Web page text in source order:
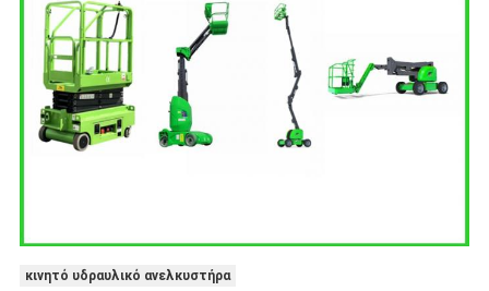
κινητό υδραυλικό ανελκυστήρα